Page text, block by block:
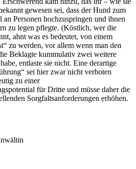
gewesen sei, dass der Hund zum
an Personen hochzuspringen und ihnen
zu legen pflegte. (Köstlich, wer die
ahnt was es bedeutet, von einem
zu werden, vor allem wenn man den
Beklagte kummulativ zwei weitere
entlaste sie nicht. Eine derartige
sei hier zwar nicht verboten
zu einer
für Dritte und müsse daher die
Sorgfaltsanforderungen erhöhen.